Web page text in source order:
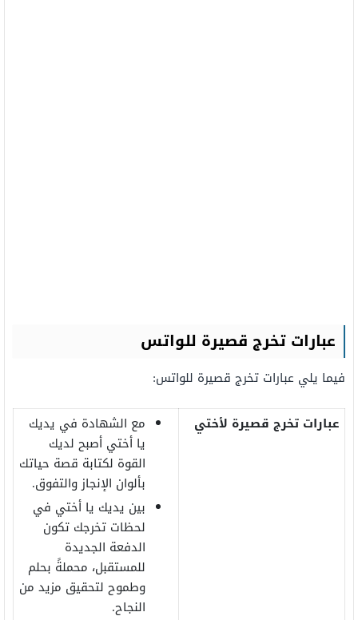
عبارات تخرج قصيرة للواتس
فيما يلي عبارات تخرج قصيرة للواتس:
عبارات تخرج قصيرة لأختي
مع الشهادة في يديك
يا أختي أصبح لديك
القوة لكتابة قصة حياتك
بألوان الإنجاز والتفوق.
بين يديك يا أختي في
لحظات تخرجك تكون
الدفعة الجديدة
للمستقبل، محملةً بحلم
وطموح لتحقيق مزيد من
النجاح.